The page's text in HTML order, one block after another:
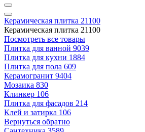
Керамическая плитка 21100
Керамическая плитка 21100
Посмотреть все товары
Плитка для ванной 9039
Плитка для кухни 1884
Плитка для пола 609
Керамогранит 9404
Мозаика 830
Клинкер 106
Плитка для фасадов 214
Клей и затирка 106
Вернуться обратно